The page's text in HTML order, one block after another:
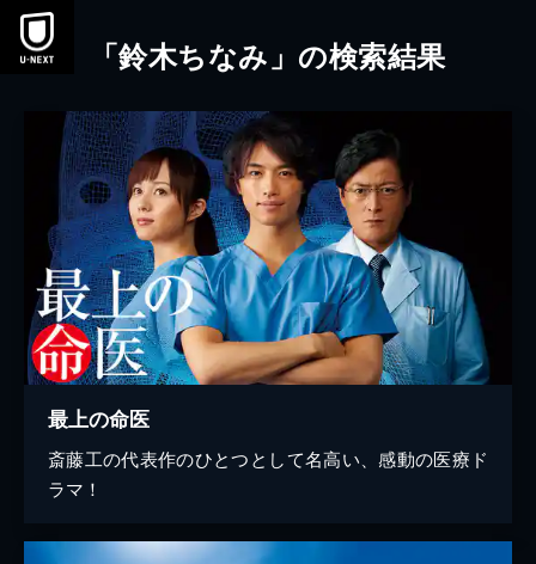
本文へスキップ
「鈴木ちなみ」の検索結果
最上の命医
斎藤工の代表作のひとつとして名高い、感動の医療ド
ラマ！